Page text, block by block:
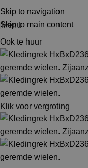
Skip to navigation
Skip to main content
Menu
Ook te huur
Klik voor vergroting